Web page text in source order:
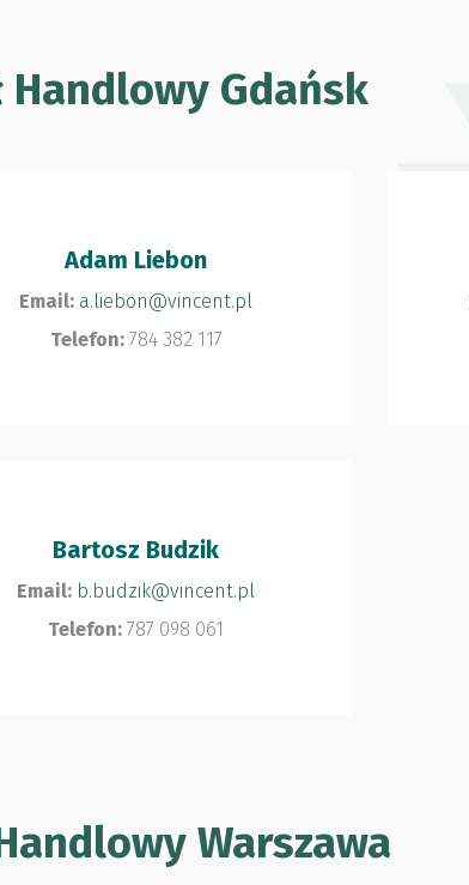
Handlowy Gdańsk
Adam Liebon
Email: a.liebon@vincent.pl
Telefon:784 382 117
Bartosz Budzik
Email: b.budzik@vincent.pl
Telefon: 787 098 061
Warszawa